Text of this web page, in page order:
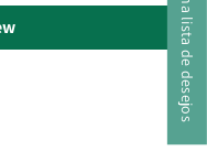
A minha lista de desejos